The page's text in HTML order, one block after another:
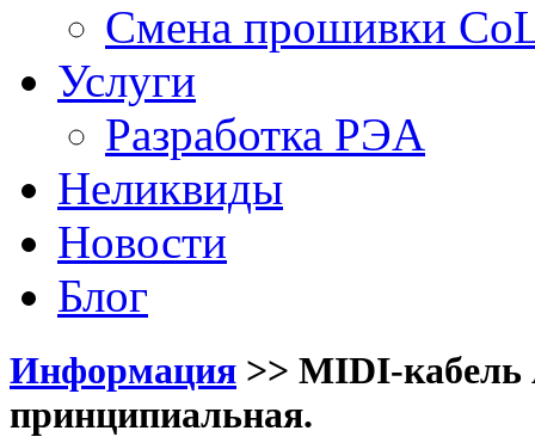
Смена прошивки
Услуги
Разработка РЭА
Неликвиды
Новости
Блог
Информация >> MIDI-кабель
принципиальная.